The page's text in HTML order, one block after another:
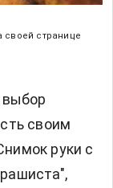
своей странице
выбор
своим
руки с